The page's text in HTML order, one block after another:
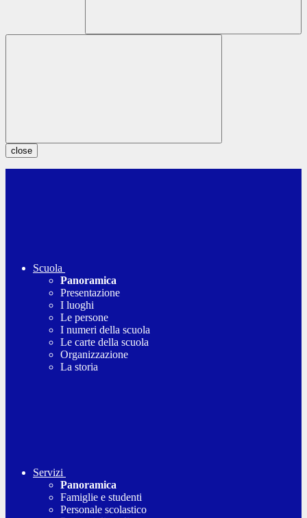
close
Scuola
Panoramica
Presentazione
I luoghi
Le persone
I numeri della scuola
Le carte della scuola
Organizzazione
La storia
Servizi
Panoramica
Famiglie e studenti
Personale scolastico